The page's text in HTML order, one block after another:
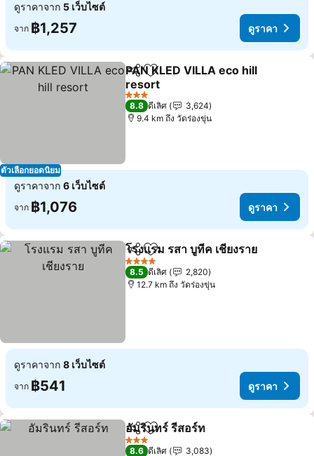
ดูราคาจาก 5 เว็บไซต์
จาก ฿1,257 ดูราคา
ตัวเลือกยอดนิยม
แชร์ เพิ่มในรายการโปรด
PAN KLED VILLA eco hill
resort
3 ดาว
8.8 ดีเลิศ
3,624
9.4 km ถึง วัดร่องขุ่น
ดูราคาจาก 6 เว็บไซต์
จาก ฿1,076 ดูราคา
แชร์ เพิ่มในรายการโปรด
โรงแรม รสา บูทีค เชียงราย
4 ดาว
8.5 ดีเลิศ
2,820
12.7 km ถึง วัดร่องขุ่น
ดูราคาจาก 8 เว็บไซต์
จาก ฿541 ดูราคา
แชร์ เพิ่มในรายการโปรด
อัมรินทร์ รีสอร์ท
3 ดาว
8.6 ดีเลิศ 3,083